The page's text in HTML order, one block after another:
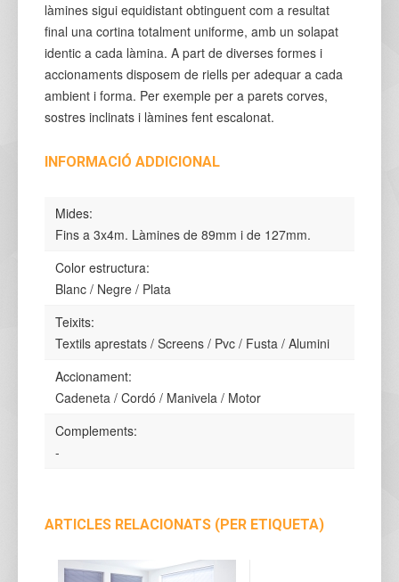
làmines sigui equidistant obtinguent com a resultat
final una cortina totalment uniforme, amb un solapat
identic a cada làmina. A part de diverses formes i
accionaments disposem de riells per adequar a cada
ambient i forma. Per exemple per a parets corves,
sostres inclinats i làmines fent escalonat.
INFORMACIÓ ADDICIONAL
Mides:
Fins a 3x4m. Làmines de 89mm i de 127mm.
Color estructura:
Blanc / Negre / Plata
Teixits:
Textils aprestats / Screens / Pvc / Fusta / Alumini
Accionament:
Cadeneta / Cordó / Manivela / Motor
Complements:
-
ARTICLES RELACIONATS (PER ETIQUETA)